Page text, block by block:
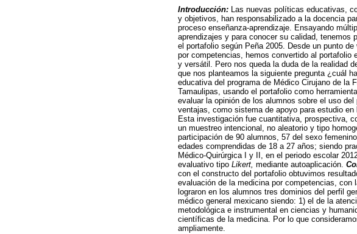
Introducción: Las nuevas políticas educativas,
y objetivos, han responsabilizado a la docencia
proceso enseñanza-aprendizaje. Ensayando
aprendizajes y para conocer su calidad, tenemos
el portafolio según Peña 2005. Desde un punto
por competencias, hemos convertido al portafolio
y versátil. Pero nos queda la duda de la realidad
que nos planteamos la siguiente pregunta ¿cuál
educativa del programa de Médico Cirujano de la
Tamaulipas, usando el portafolio como
evaluar la opinión de los alumnos sobre el uso del
ventajas, como sistema de apoyo para estudio en
Esta investigación fue cuantitativa, prospectiva,
un muestreo intencional, no aleatorio y tipo
participación de 90 alumnos, 57 del sexo
edades comprendidas de 18 a 27 años; siendo
Médico-Quirúrgica I y II, en el periodo escolar
evaluativo tipo Likert, mediante autoaplicación.
con el constructo del portafolio obtuvimos
evaluación de la medicina por competencias, con
lograron en los alumnos tres dominios del perfil
médico general mexicano siendo: 1) el de la
metodológica e instrumental en ciencias y
científicas de la medicina. Por lo que
ampliamente.